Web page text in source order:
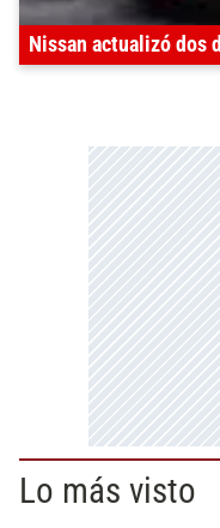
Nissan actualizó dos
Lo más visto